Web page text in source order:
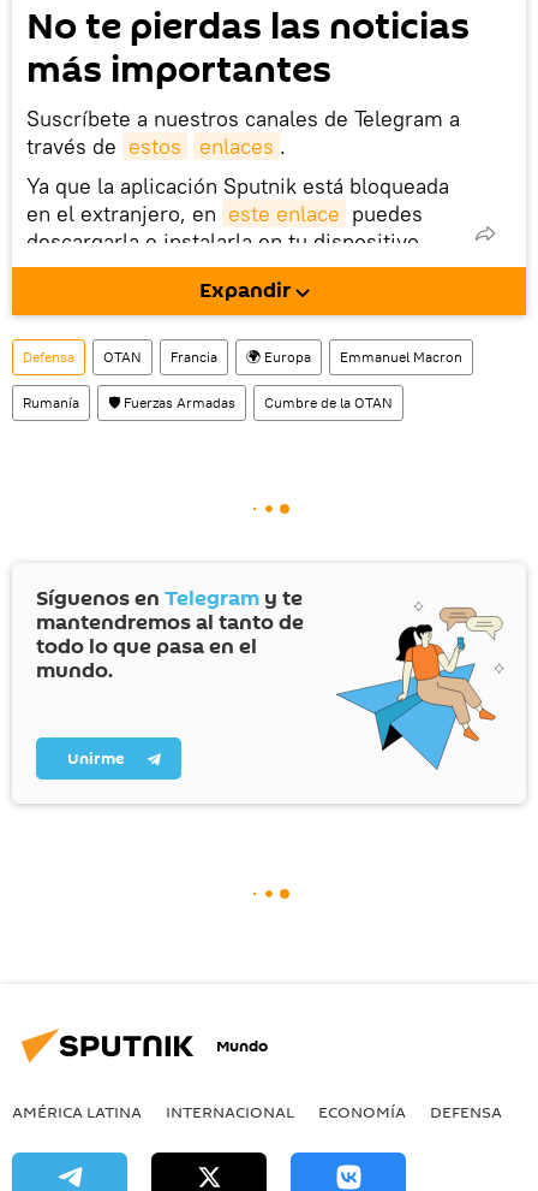
No te pierdas las noticias
más importantes
Suscríbete a nuestros canales de Telegram a
través de estos enlaces .
Ya que la aplicación Sputnik está bloqueada
en el extranjero, en este enlace puedes
descargarla e instalarla en tu dispositivo
móvil (¡solo para Android!).
También tenemos una cuenta en la red
social rusa VK .
Expandir
Defensa OTAN Francia 🌍 Europa Emmanuel Macron
Rumanía 🛡️ Fuerzas Armadas Cumbre de la OTAN
Síguenos en Telegram y te
mantendremos al tanto de
todo lo que pasa en el
mundo.
Unirme
Mundo
AMÉRICA LATINA INTERNACIONAL ECONOMÍA DEFENSA